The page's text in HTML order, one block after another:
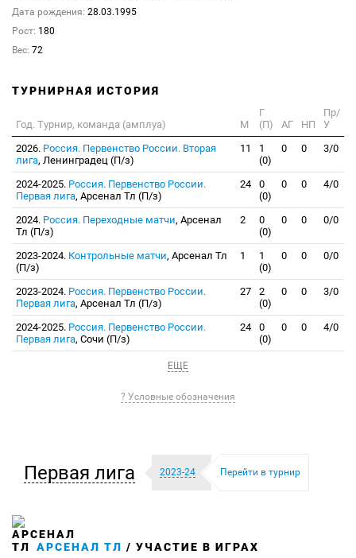
Дата рождения: 28.03.1995
Рост: 180
Вес: 72
ТУРНИРНАЯ ИСТОРИЯ
Год. Турнир, команда (амплуа) М
Г
(П)
АГ НП
Пр/
У
2026. Россия. Первенство России. Вторая
лига, Ленинградец (П/з)
11
1
(0)
0 0 3/0
2024-2025. Россия. Первенство России.
Первая лига, Арсенал Тл (П/з)
24
0
(0)
0 0 4/0
2024. Россия. Переходные матчи, Арсенал
Тл (П/з)
2
0
(0)
0 0 0/0
2023-2024. Контрольные матчи, Арсенал Тл
(П/з)
1
1
(0)
0 0 0/0
2023-2024. Россия. Первенство России.
Первая лига, Арсенал Тл (П/з)
27
2
(0)
0 0 3/0
2024-2025. Россия. Первенство России.
Первая лига, Сочи (П/з)
24
0
(0)
0 0 4/0
ЕЩЕ
? Условные обозначения
Первая лига 2023-24 Перейти в турнир
АРСЕНАЛ ТЛ / УЧАСТИЕ В ИГРАХ